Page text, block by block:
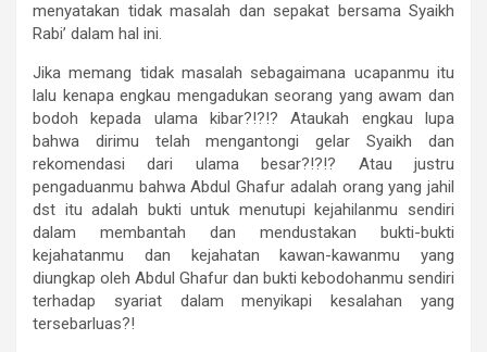
menyatakan tidak masalah dan sepakat bersama Syaikh
Rabi’ dalam hal ini.
Jika memang tidak masalah sebagaimana ucapanmu itu
lalu kenapa engkau mengadukan seorang yang awam dan
bodoh kepada ulama kibar?!?!? Ataukah engkau lupa
bahwa dirimu telah mengantongi gelar Syaikh dan
rekomendasi dari ulama besar?!?!? Atau justru
pengaduanmu bahwa Abdul Ghafur adalah orang yang jahil
dst itu adalah bukti untuk menutupi kejahilanmu sendiri
dalam membantah dan mendustakan bukti-bukti
kejahatanmu dan kejahatan kawan-kawanmu yang
diungkap oleh Abdul Ghafur dan bukti kebodohanmu sendiri
terhadap syariat dalam menyikapi kesalahan yang
tersebarluas?!